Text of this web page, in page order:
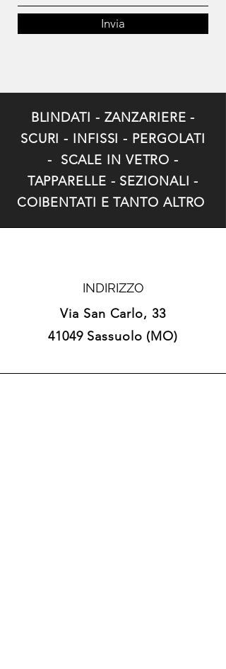
Invia
BLINDATI - ZANZARIERE -
SCURI - INFISSI - PERGOLATI
- SCALE IN VETRO -
TAPPARELLE - SEZIONALI -
COIBENTATI E TANTO ALTRO
INDIRIZZO
Via San Carlo, 33
41049 Sassuolo (MO)